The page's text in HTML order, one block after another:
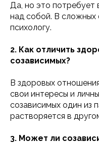
Да, но это потребует
над собой. В сложных
психологу.
2. Как отличить
созависимых?
В здоровых
свои интересы и
созависимых один из
растворяется в
3. Может ли